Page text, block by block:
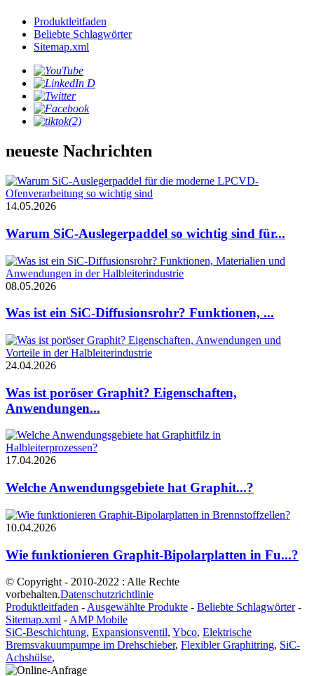
Produktleitfaden
Beliebte Schlagwörter
Sitemap.xml
neueste Nachrichten
14.05.2026
Warum SiC-Auslegerpaddel so wichtig sind für...
08.05.2026
Was ist ein SiC-Diffusionsrohr? Funktionen, ...
24.04.2026
Was ist poröser Graphit? Eigenschaften,
Anwendungen...
17.04.2026
Welche Anwendungsgebiete hat Graphit...?
10.04.2026
Wie funktionieren Graphit-Bipolarplatten in Fu...?
© Copyright - 2010-2022 : Alle Rechte
vorbehalten.Datenschutzrichtlinie
Produktleitfaden - Ausgewählte Produkte - Beliebte Schlagwörter-
Sitemap.xml - AMP Mobile
SiC-Beschichtung, Expansionsventil, Ybco, Elektrische
Bremsvakuumpumpe im Drehschieber, Flexibler Graphitring, SiC-
Achshülse,